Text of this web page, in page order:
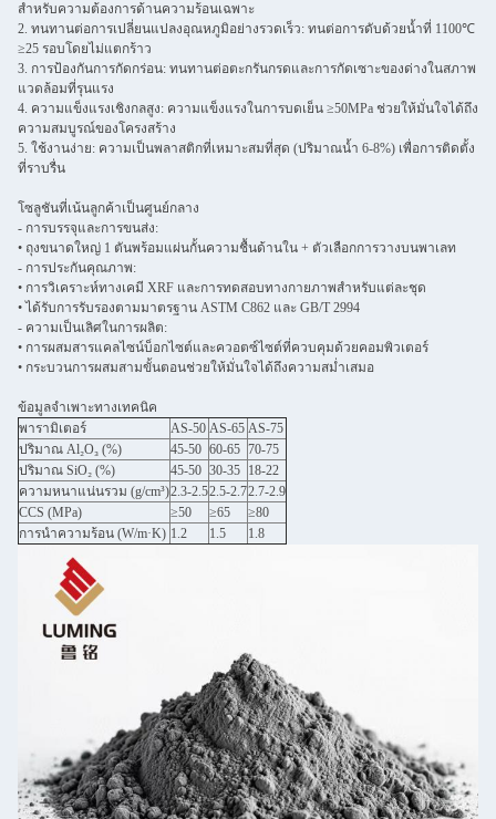
สำหรับความต้องการด้านความร้อนเฉพาะ
2. ทนทานต่อการเปลี่ยนแปลงอุณหภูมิอย่างรวดเร็ว: ทนต่อการดับด้วยน้ำที่ 1100℃
≥25 รอบโดยไม่แตกร้าว
3. การป้องกันการกัดกร่อน: ทนทานต่อตะกรันกรดและการกัดเซาะของด่างในสภาพ
แวดล้อมที่รุนแรง
4. ความแข็งแรงเชิงกลสูง: ความแข็งแรงในการบดเย็น ≥50MPa ช่วยให้มั่นใจได้ถึง
ความสมบูรณ์ของโครงสร้าง
5. ใช้งานง่าย: ความเป็นพลาสติกที่เหมาะสมที่สุด (ปริมาณน้ำ 6-8%) เพื่อการติดตั้ง
ที่ราบรื่น
โซลูชันที่เน้นลูกค้าเป็นศูนย์กลาง
- การบรรจุและการขนส่ง:
• ถุงขนาดใหญ่ 1 ตันพร้อมแผ่นกั้นความชื้นด้านใน + ตัวเลือกการวางบนพาเลท
- การประกันคุณภาพ:
• การวิเคราะห์ทางเคมี XRF และการทดสอบทางกายภาพสำหรับแต่ละชุด
• ได้รับการรับรองตามมาตรฐาน ASTM C862 และ GB/T 2994
- ความเป็นเลิศในการผลิต:
• การผสมสารแคลไซน์บ็อกไซต์และควอตซ์ไซต์ที่ควบคุมด้วยคอมพิวเตอร์
• กระบวนการผสมสามขั้นตอนช่วยให้มั่นใจได้ถึงความสม่ำเสมอ
ข้อมูลจำเพาะทางเทคนิค
พารามิเตอร์
AS-50 AS-65 AS-75
ปริมาณ Al₂O₃ (%)
45-50 60-65 70-75
ปริมาณ SiO₂ (%)
45-50 30-35 18-22
ความหนาแน่นรวม (g/cm³)2.3-2.52.5-2.72.7-2.9
CCS (MPa)
≥50 ≥65
≥80
การนำความร้อน (W/m·K) 1.2 1.5 1.8